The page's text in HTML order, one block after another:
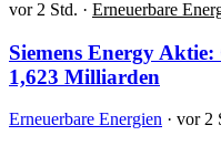
vor 2 Std. · Erneuerbare
Siemens Energy
1,623 Milliarden
Erneuerbare Energien · vor 2